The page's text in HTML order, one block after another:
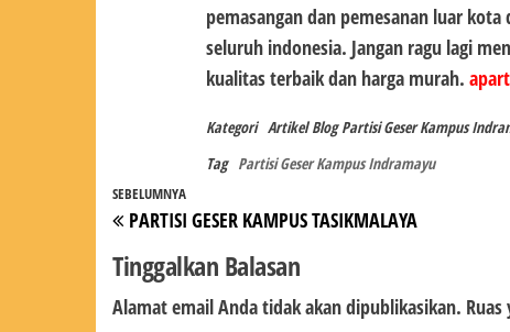
pemasangan dan pemesanan luar
seluruh indonesia. Jangan ragu lagi
kualitas terbaik dan harga murah.
Kategori Artikel Blog Partisi Geser Kampus
Tag Partisi Geser Kampus Indramayu
Navigasi
pos
Pos
Sebelumnya
SEBELUMNYA
PARTISI GESER KAMPUS TASIKMALAYA
Tinggalkan Balasan
Alamat email Anda tidak akan dipublikasikan.